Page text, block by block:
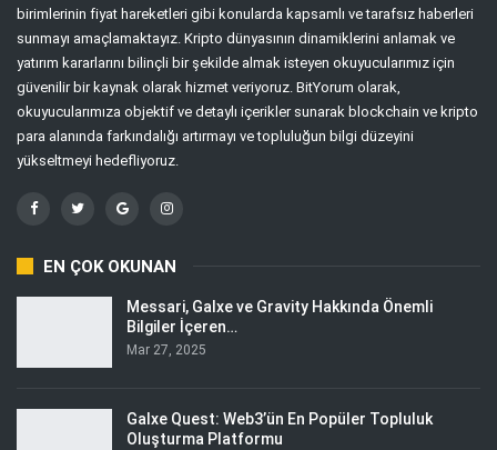
birimlerinin fiyat hareketleri gibi konularda kapsamlı ve tarafsız haberleri
sunmayı amaçlamaktayız. Kripto dünyasının dinamiklerini anlamak ve
yatırım kararlarını bilinçli bir şekilde almak isteyen okuyucularımız için
güvenilir bir kaynak olarak hizmet veriyoruz. BitYorum olarak,
okuyucularımıza objektif ve detaylı içerikler sunarak blockchain ve kripto
para alanında farkındalığı artırmayı ve topluluğun bilgi düzeyini
yükseltmeyi hedefliyoruz.
EN ÇOK OKUNAN
Messari, Galxe ve Gravity Hakkında Önemli
Bilgiler İçeren…
Mar 27, 2025
Galxe Quest: Web3’ün En Popüler Topluluk
Oluşturma Platformu